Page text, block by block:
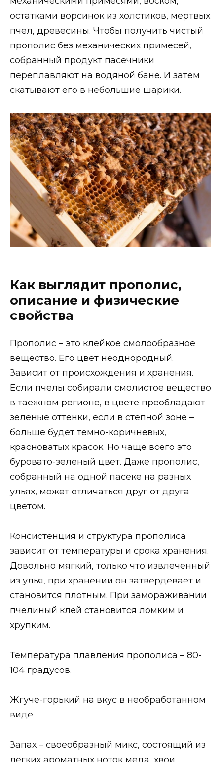
остатками ворсинок из холстиков, мертвых
пчел, древесины. Чтобы получить чистый
прополис без механических примесей,
собранный продукт пасечники
переплавляют на водяной бане. И затем
скатывают его в небольшие шарики.
Как выглядит прополис,
описание и физические
свойства
Прополис – это клейкое смолообразное
вещество. Его цвет неоднородный.
Зависит от происхождения и хранения.
Если пчелы собирали смолистое вещество
в таежном регионе, в цвете преобладают
зеленые оттенки, если в степной зоне –
больше будет темно-коричневых,
красноватых красок. Но чаще всего это
буровато-зеленый цвет. Даже прополис,
собранный на одной пасеке на разных
ульях, может отличаться друг от друга
цветом.
Консистенция и структура прополиса
зависит от температуры и срока хранения.
Довольно мягкий, только что извлеченный
из улья, при хранении он затвердевает и
становится плотным. При замораживании
пчелиный клей становится ломким и
хрупким.
Температура плавления прополиса – 80-
104 градусов.
Жгуче-горький на вкус в необработанном
виде.
Запах – своеобразный микс, состоящий из
легких ароматных ноток меда, хвои,